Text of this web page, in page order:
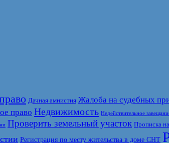
Дачная амнистия Жалоба на судебных
право Недвижимость Недействительное
Проверить земельный участок Прописка
Регистрация по месту жительства в доме СНТ